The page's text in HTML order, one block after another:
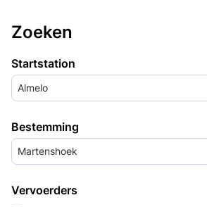
Zoeken
Startstation
Almelo
Bestemming
Martenshoek
Vervoerders